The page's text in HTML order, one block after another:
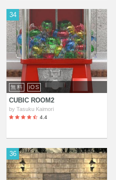
34
無料 iOS
CUBIC ROOM2
byTasuku Kaimori
4.4
36